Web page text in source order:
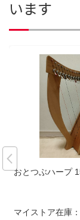
います
おとつぶハープ
マイストア在庫：